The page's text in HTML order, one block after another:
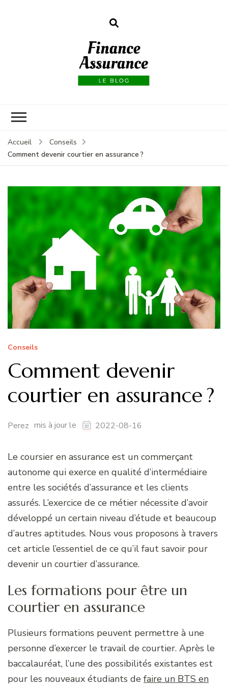
Accueil
Conseils
Comment devenir courtier en assurance ?
Conseils
Comment devenir
courtier en assurance ?
Perez mis à jour le 2022-08-16
Le coursier en assurance est un commerçant
autonome qui exerce en qualité d’intermédiaire
entre les sociétés d’assurance et les clients
assurés. L’exercice de ce métier nécessite d’avoir
développé un certain niveau d’étude et beaucoup
d’autres aptitudes. Nous vous proposons à travers
cet article l’essentiel de ce qu’il faut savoir pour
devenir un courtier d’assurance.
Les formations pour être un
courtier en assurance
Plusieurs formations peuvent permettre à une
personne d’exercer le travail de courtier. Après le
baccalauréat, l’une des possibilités existantes est
pour les nouveaux étudiants de faire un BTS en